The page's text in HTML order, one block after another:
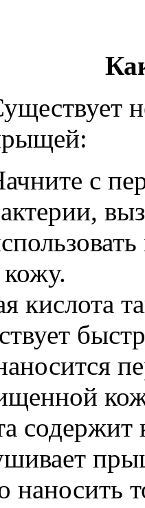
с
кислота